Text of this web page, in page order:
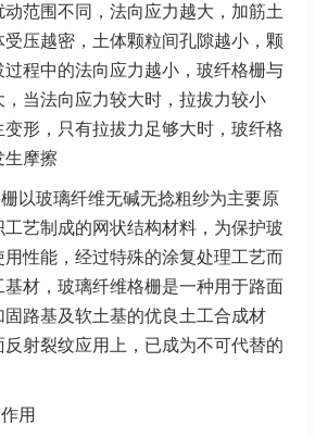
范围不同，法向应力越大，加筋土
压越密，土体颗粒间孔隙越小，颗
程中的法向应力越小，玻纤格栅与
当法向应力较大时，拉拔力较小
形，只有拉拔力足够大时，玻纤格
生摩擦
以玻璃纤维无碱无捻粗纱为主要原
艺制成的网状结构材料，为保护玻
性能，经过特殊的涂复处理工艺而
材，玻璃纤维格栅是一种用于路面
路基及软土基的优良土工合成材
射裂纹应用上，已成为不可代替的
用